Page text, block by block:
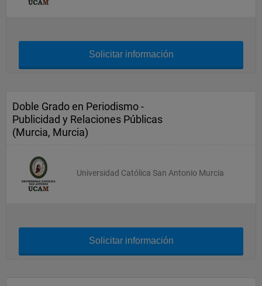
Solicitar información
Doble Grado en Periodismo -
Publicidad y Relaciones Públicas
(Murcia, Murcia)
Universidad Católica San Antonio Murcia
Solicitar información